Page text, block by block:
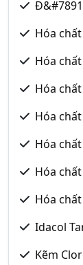
Hóa
Hóa
Hóa
Hóa
Hóa
Hóa
Hóa
Idacol
Kẽm